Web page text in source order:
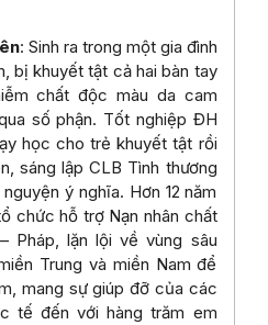
: Sinh ra trong một gia đình
bị khuyết tật cả hai bàn tay
chất độc màu da cam
số phận. Tốt nghiệp ĐH
học cho trẻ khuyết tật rồi
sáng lập CLB Tình thương
ý nghĩa. Hơn 12 năm
chức hỗ trợ Nạn nhân chất
Pháp, lặn lội về vùng sâu
Trung và miền Nam để
mang sự giúp đỡ của các
tế đến với hàng trăm em